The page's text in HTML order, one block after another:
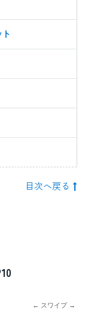
目次へ戻る
← スワイプ →